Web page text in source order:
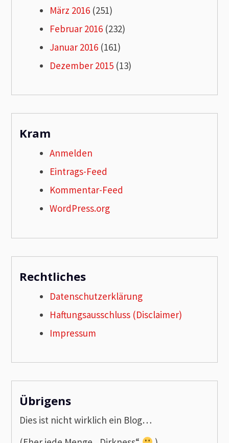
März 2016 (251)
Februar 2016 (232)
Januar 2016 (161)
Dezember 2015 (13)
Kram
Anmelden
Eintrags-Feed
Kommentar-Feed
WordPress.org
Rechtliches
Datenschutzerklärung
Haftungsausschluss (Disclaimer)
Impressum
Übrigens
Dies ist nicht wirklich ein Blog…